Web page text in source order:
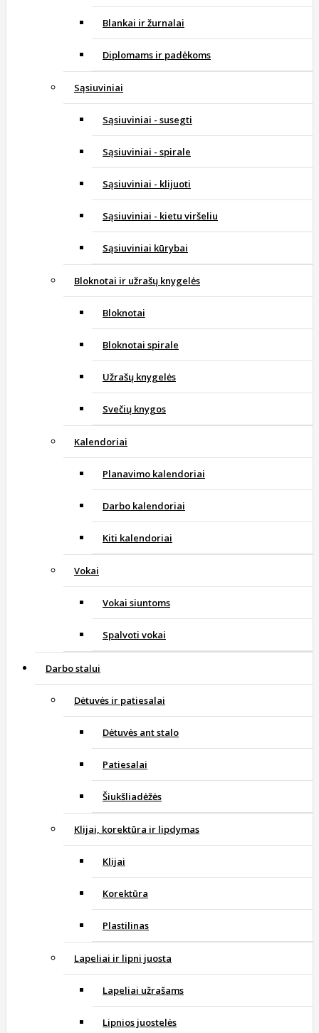
Blankai ir žurnalai
Diplomams ir padėkoms
Sąsiuviniai
Sąsiuviniai - susegti
Sąsiuviniai - spirale
Sąsiuviniai - klijuoti
Sąsiuviniai - kietu viršeliu
Sąsiuviniai kūrybai
Bloknotai ir užrašų knygelės
Bloknotai
Bloknotai spirale
Užrašų knygelės
Svečių knygos
Kalendoriai
Planavimo kalendoriai
Darbo kalendoriai
Kiti kalendoriai
Vokai
Vokai siuntoms
Spalvoti vokai
Darbo stalui
Dėtuvės ir patiesalai
Dėtuvės ant stalo
Patiesalai
Šiukšliadėžės
Klijai, korektūra ir lipdymas
Klijai
Korektūra
Plastilinas
Lapeliai ir lipni juosta
Lapeliai užrašams
Lipnios juostelės